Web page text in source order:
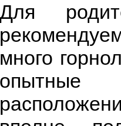
Для
много